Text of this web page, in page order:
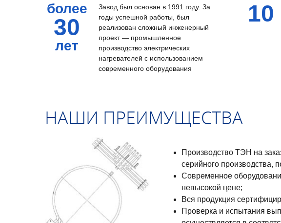
более
30
лет
Завод был основан в 1991 году. За
годы успешной работы, был
реализован сложный инженерный
проект — промышленное
производство электрических
нагревателей с использованием
современного оборудования
10
НАШИ ПРЕИМУЩЕСТВА
Производство ТЭН на
серийного производства,
Современное
невысокой цене;
Вся продукция
Проверка и испытания